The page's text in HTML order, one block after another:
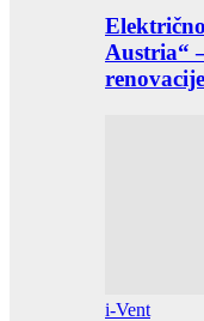
Austria“
i-Vent